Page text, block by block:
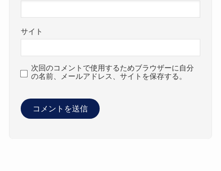
サイト
次回のコメントで使用するためブラウザーに自分
の名前、メールアドレス、サイトを保存する。